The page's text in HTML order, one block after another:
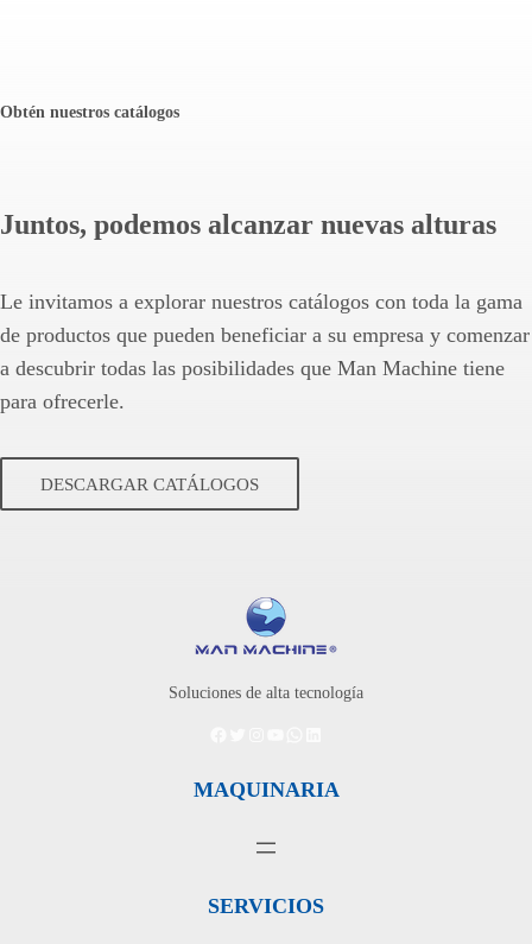
Obtén nuestros catálogos
Juntos, podemos alcanzar nuevas alturas
Le invitamos a explorar nuestros catálogos con toda la gama
de productos que pueden beneficiar a su empresa y comenzar
a descubrir todas las posibilidades que Man Machine tiene
para ofrecerle.
DESCARGAR CATÁLOGOS
Soluciones de alta tecnología
MAQUINARIA
SERVICIOS